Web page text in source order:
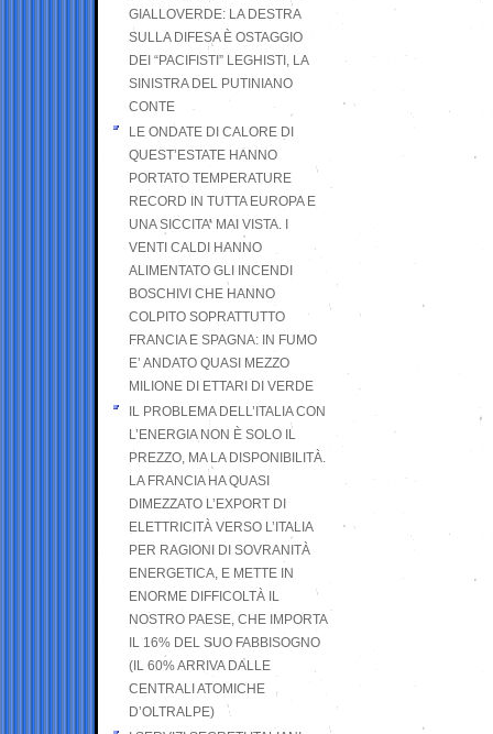
GIALLOVERDE: LA DESTRA
SULLA DIFESA È OSTAGGIO
DEI “PACIFISTI” LEGHISTI, LA
SINISTRA DEL PUTINIANO
CONTE
LE ONDATE DI CALORE DI
QUEST’ESTATE HANNO
PORTATO TEMPERATURE
RECORD IN TUTTA EUROPA E
UNA SICCITA’ MAI VISTA. I
VENTI CALDI HANNO
ALIMENTATO GLI INCENDI
BOSCHIVI CHE HANNO
COLPITO SOPRATTUTTO
FRANCIA E SPAGNA: IN FUMO
E’ ANDATO QUASI MEZZO
MILIONE DI ETTARI DI VERDE
IL PROBLEMA DELL’ITALIA CON
L’ENERGIA NON È SOLO IL
PREZZO, MA LA DISPONIBILITÀ.
LA FRANCIA HA QUASI
DIMEZZATO L’EXPORT DI
ELETTRICITÀ VERSO L’ITALIA
PER RAGIONI DI SOVRANITÀ
ENERGETICA, E METTE IN
ENORME DIFFICOLTÀ IL
NOSTRO PAESE, CHE IMPORTA
IL 16% DEL SUO FABBISOGNO
(IL 60% ARRIVA DALLE
CENTRALI ATOMICHE
D’OLTRALPE)